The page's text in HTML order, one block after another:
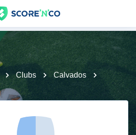
Clubs
Calvados